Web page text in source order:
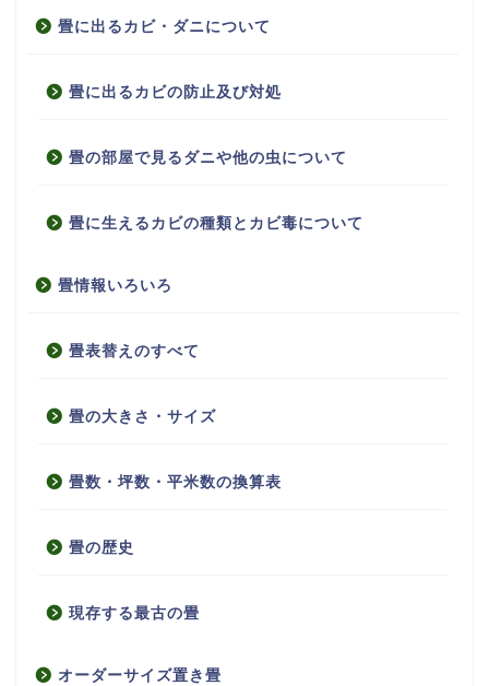
畳に出るカビ・ダニについて
畳に出るカビの防止及び対処
畳の部屋で見るダニや他の虫について
畳に生えるカビの種類とカビ毒について
畳情報いろいろ
畳表替えのすべて
畳の大きさ・サイズ
畳数・坪数・平米数の換算表
畳の歴史
現存する最古の畳
オーダーサイズ置き畳